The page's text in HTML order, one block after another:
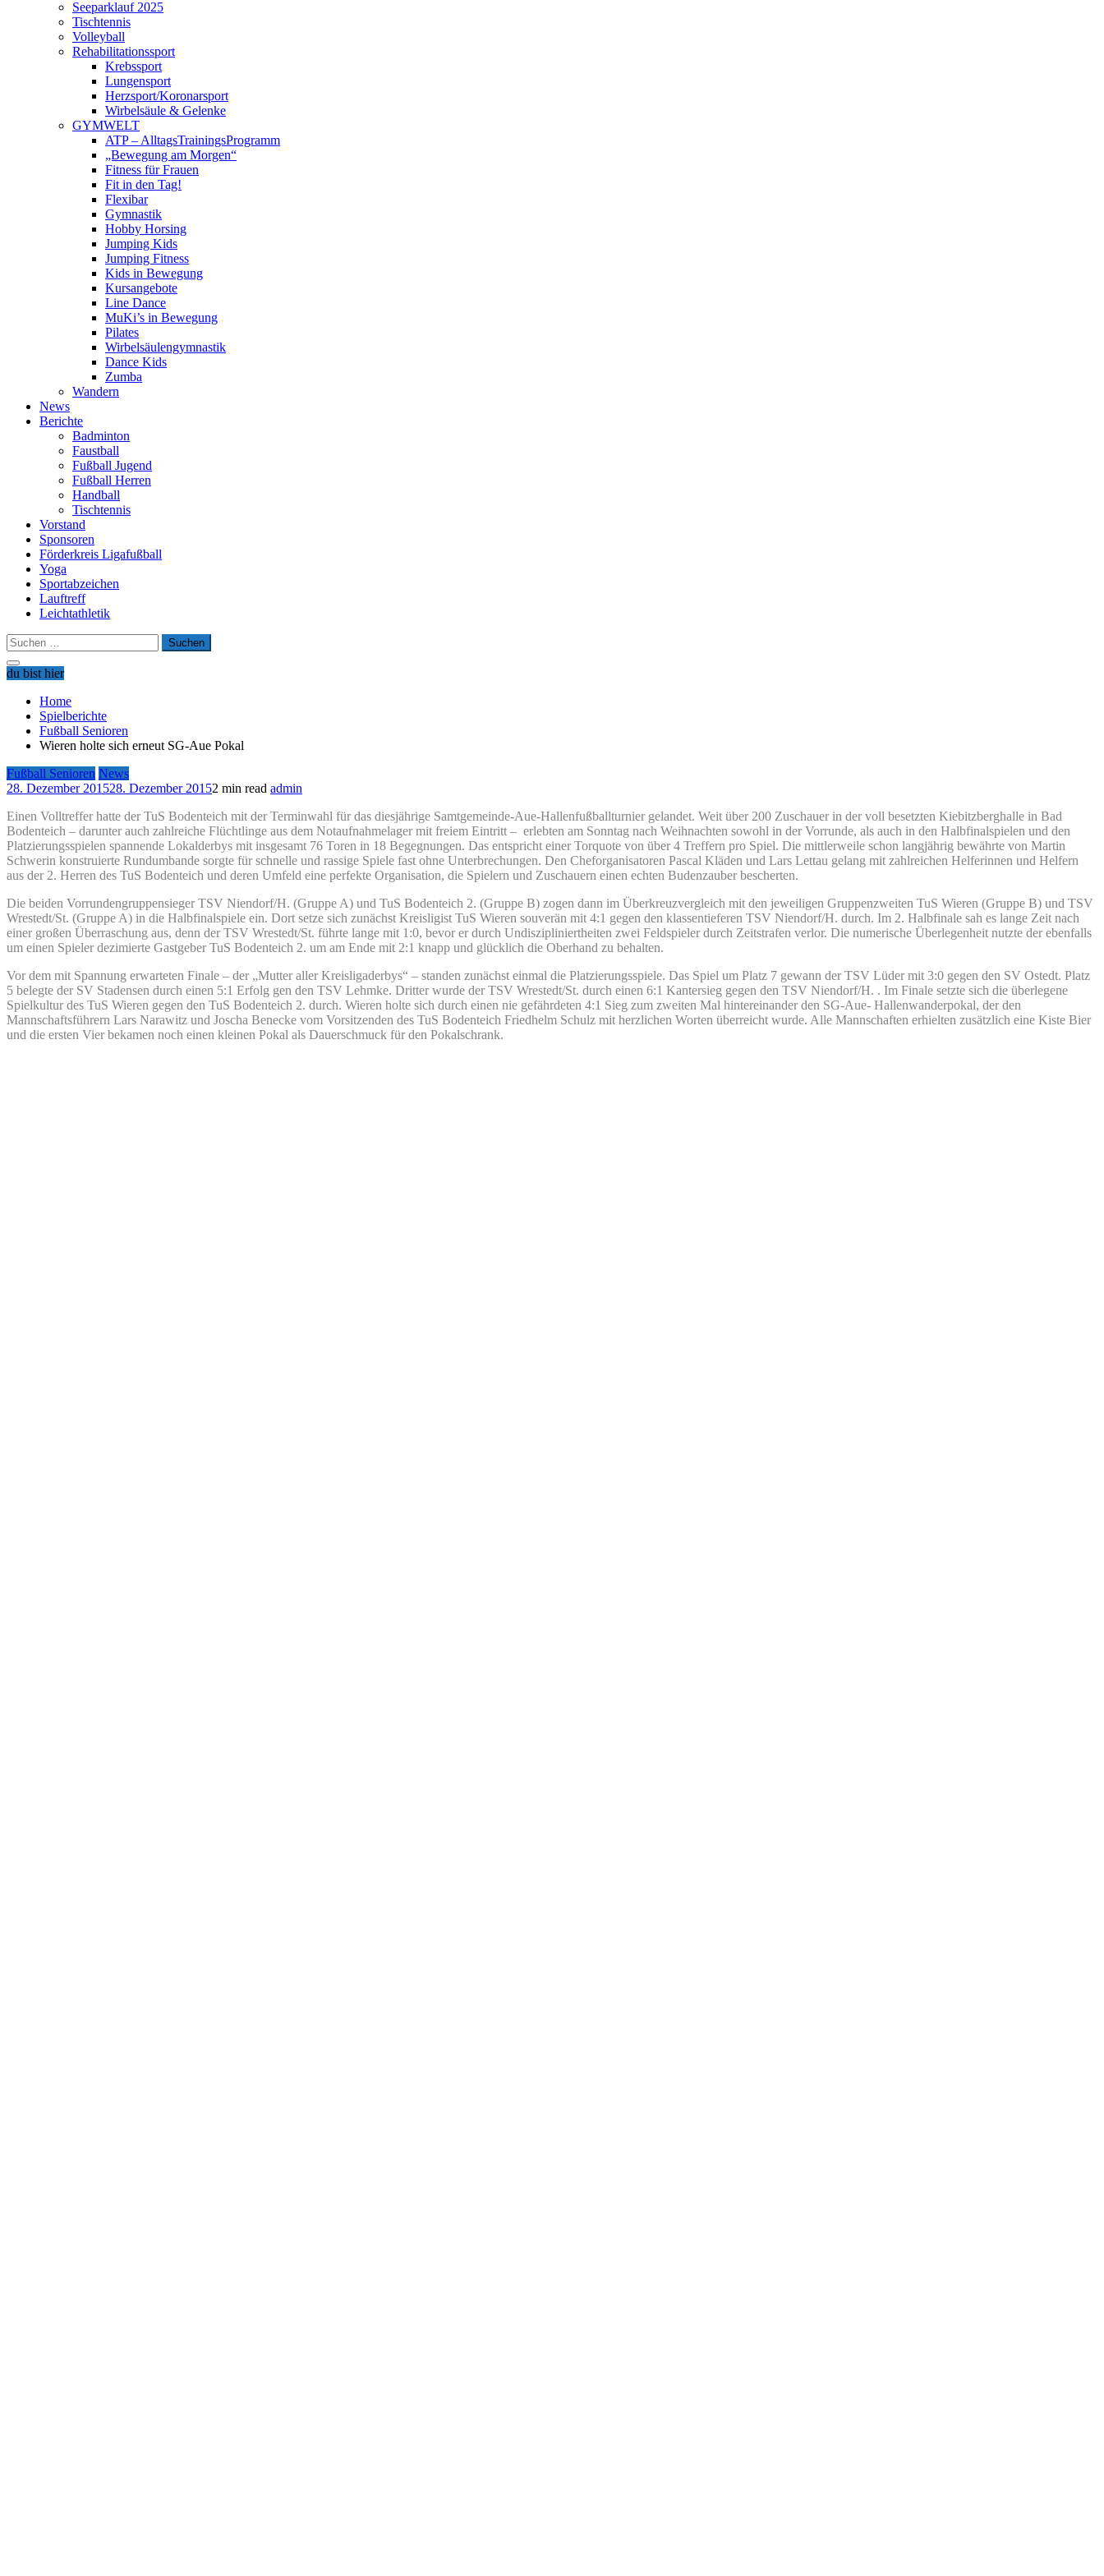
Seeparklauf 2025
Tischtennis
Volleyball
Rehabilitationssport
Krebssport
Lungensport
Herzsport/Koronarsport
Wirbelsäule & Gelenke
GYMWELT
ATP – AlltagsTrainingsProgramm
„Bewegung am Morgen“
Fitness für Frauen
Fit in den Tag!
Flexibar
Gymnastik
Hobby Horsing
Jumping Kids
Jumping Fitness
Kids in Bewegung
Kursangebote
Line Dance
MuKi’s in Bewegung
Pilates
Wirbelsäulengymnastik
Dance Kids
Zumba
Wandern
News
Berichte
Badminton
Faustball
Fußball Jugend
Fußball Herren
Handball
Tischtennis
Vorstand
Sponsoren
Förderkreis Ligafußball
Yoga
Sportabzeichen
Lauftreff
Leichtathletik
Suchen
nach:
du bist hier
Home
Spielberichte
Fußball Senioren
Wieren holte sich erneut SG-Aue Pokal
Fußball Senioren News
28. Dezember 201528. Dezember 20152 min read admin
Einen Volltreffer hatte der TuS Bodenteich mit der Terminwahl für das diesjährige Samtgemeinde-Aue-Hallenfußballturnier gelandet. Weit über 200 Zuschauer in der voll besetzten Kiebitzberghalle in Bad
Bodenteich – darunter auch zahlreiche Flüchtlinge aus dem Notaufnahmelager mit freiem Eintritt – erlebten am Sonntag nach Weihnachten sowohl in der Vorrunde, als auch in den Halbfinalspielen und den
Platzierungsspielen spannende Lokalderbys mit insgesamt 76 Toren in 18 Begegnungen. Das entspricht einer Torquote von über 4 Treffern pro Spiel. Die mittlerweile schon langjährig bewährte von Martin
Schwerin konstruierte Rundumbande sorgte für schnelle und rassige Spiele fast ohne Unterbrechungen. Den Cheforganisatoren Pascal Kläden und Lars Lettau gelang mit zahlreichen Helferinnen und Helfern
aus der 2. Herren des TuS Bodenteich und deren Umfeld eine perfekte Organisation, die Spielern und Zuschauern einen echten Budenzauber bescherten.
Die beiden Vorrundengruppensieger TSV Niendorf/H. (Gruppe A) und TuS Bodenteich 2. (Gruppe B) zogen dann im Überkreuzvergleich mit den jeweiligen Gruppenzweiten TuS Wieren (Gruppe B) und TSV
Wrestedt/St. (Gruppe A) in die Halbfinalspiele ein. Dort setze sich zunächst Kreisligist TuS Wieren souverän mit 4:1 gegen den klassentieferen TSV Niendorf/H. durch. Im 2. Halbfinale sah es lange Zeit nach
einer großen Überraschung aus, denn der TSV Wrestedt/St. führte lange mit 1:0, bevor er durch Undiszipliniertheiten zwei Feldspieler durch Zeitstrafen verlor. Die numerische Überlegenheit nutzte der ebenfalls
um einen Spieler dezimierte Gastgeber TuS Bodenteich 2. um am Ende mit 2:1 knapp und glücklich die Oberhand zu behalten.
Vor dem mit Spannung erwarteten Finale – der „Mutter aller Kreisligaderbys“ – standen zunächst einmal die Platzierungsspiele. Das Spiel um Platz 7 gewann der TSV Lüder mit 3:0 gegen den SV Ostedt. Platz
5 belegte der SV Stadensen durch einen 5:1 Erfolg gen den TSV Lehmke. Dritter wurde der TSV Wrestedt/St. durch einen 6:1 Kantersieg gegen den TSV Niendorf/H. . Im Finale setzte sich die überlegene
Spielkultur des TuS Wieren gegen den TuS Bodenteich 2. durch. Wieren holte sich durch einen nie gefährdeten 4:1 Sieg zum zweiten Mal hintereinander den SG-Aue- Hallenwanderpokal, der den
Mannschaftsführern Lars Narawitz und Joscha Benecke vom Vorsitzenden des TuS Bodenteich Friedhelm Schulz mit herzlichen Worten überreicht wurde. Alle Mannschaften erhielten zusätzlich eine Kiste Bier
und die ersten Vier bekamen noch einen kleinen Pokal als Dauerschmuck für den Pokalschrank.